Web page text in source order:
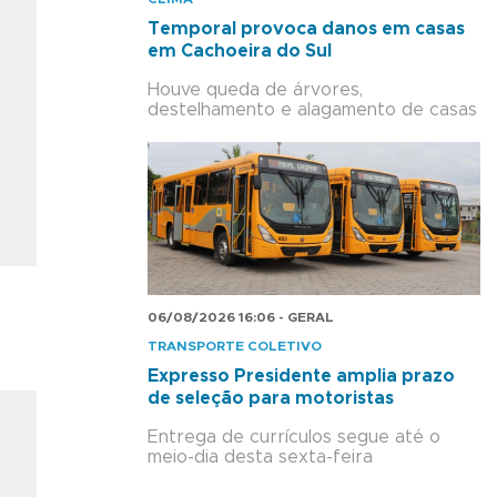
Temporal provoca danos em casas
em Cachoeira do Sul
Houve queda de árvores,
destelhamento e alagamento de casas
06/08/2026 16:06 - GERAL
TRANSPORTE COLETIVO
Expresso Presidente amplia prazo
de seleção para motoristas
Entrega de currículos segue até o
meio-dia desta sexta-feira